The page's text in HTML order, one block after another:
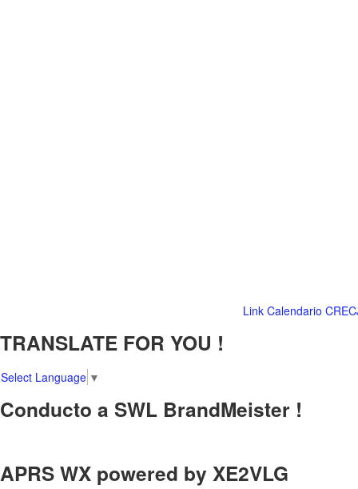
Link Calendario
TRANSLATE FOR YOU !
Select Language ▼
Conducto a SWL BrandMeister !
APRS WX powered by XE2VLG